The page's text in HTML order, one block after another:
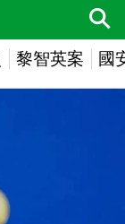
黎智英案 國